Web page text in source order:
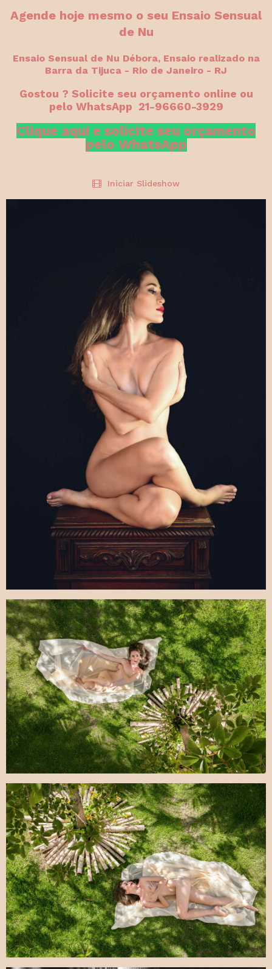
Agende hoje mesmo o seu Ensaio Sensual
de Nu
Ensaio Sensual de Nu Débora, Ensaio realizado na
Barra da Tijuca - Rio de Janeiro - RJ
Gostou ? Solicite seu orçamento online ou
pelo WhatsApp 21-96660-3929
Clique aqui e solicite seu orçamento
pelo WhatsApp
Iniciar Slideshow